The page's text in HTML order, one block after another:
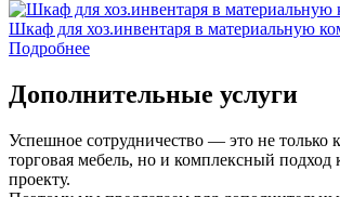
Шкаф для хоз.инвентаря в материальную
Подробнее
Дополнительные услуги
Успешное сотрудничество — это не только
торговая мебель, но и комплексный подход
проекту.